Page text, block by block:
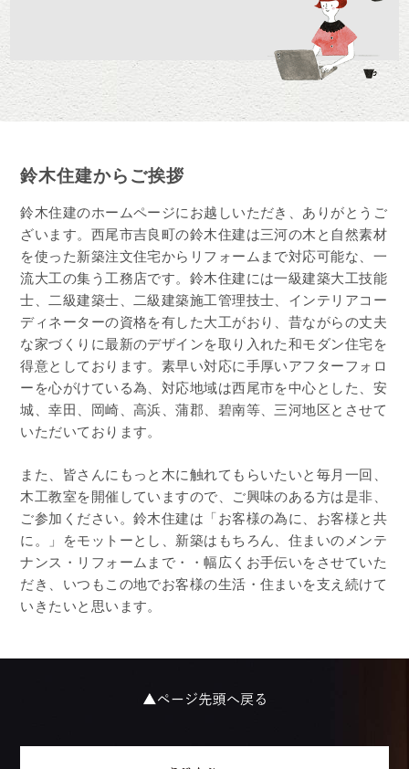
鈴木住建からご挨拶
鈴木住建のホームページにお越しいただき、ありがとうご
ざいます。西尾市吉良町の鈴木住建は三河の木と自然素材
を使った新築注文住宅からリフォームまで対応可能な、一
流大工の集う工務店です。鈴木住建には一級建築大工技能
士、二級建築士、二級建築施工管理技士、インテリアコー
ディネーターの資格を有した大工がおり、昔ながらの丈夫
な家づくりに最新のデザインを取り入れた和モダン住宅を
得意としております。素早い対応に手厚いアフターフォロ
ーを心がけている為、対応地域は西尾市を中心とした、安
城、幸田、岡崎、高浜、蒲郡、碧南等、三河地区とさせて
いただいております。
また、皆さんにもっと木に触れてもらいたいと毎月一回、
木工教室を開催していますので、ご興味のある方は是非、
ご参加ください。鈴木住建は「お客様の為に、お客様と共
に。」をモットーとし、新築はもちろん、住まいのメンテ
ナンス・リフォームまで・・幅広くお手伝いをさせていた
だき、いつもこの地でお客様の生活・住まいを支え続けて
いきたいと思います。